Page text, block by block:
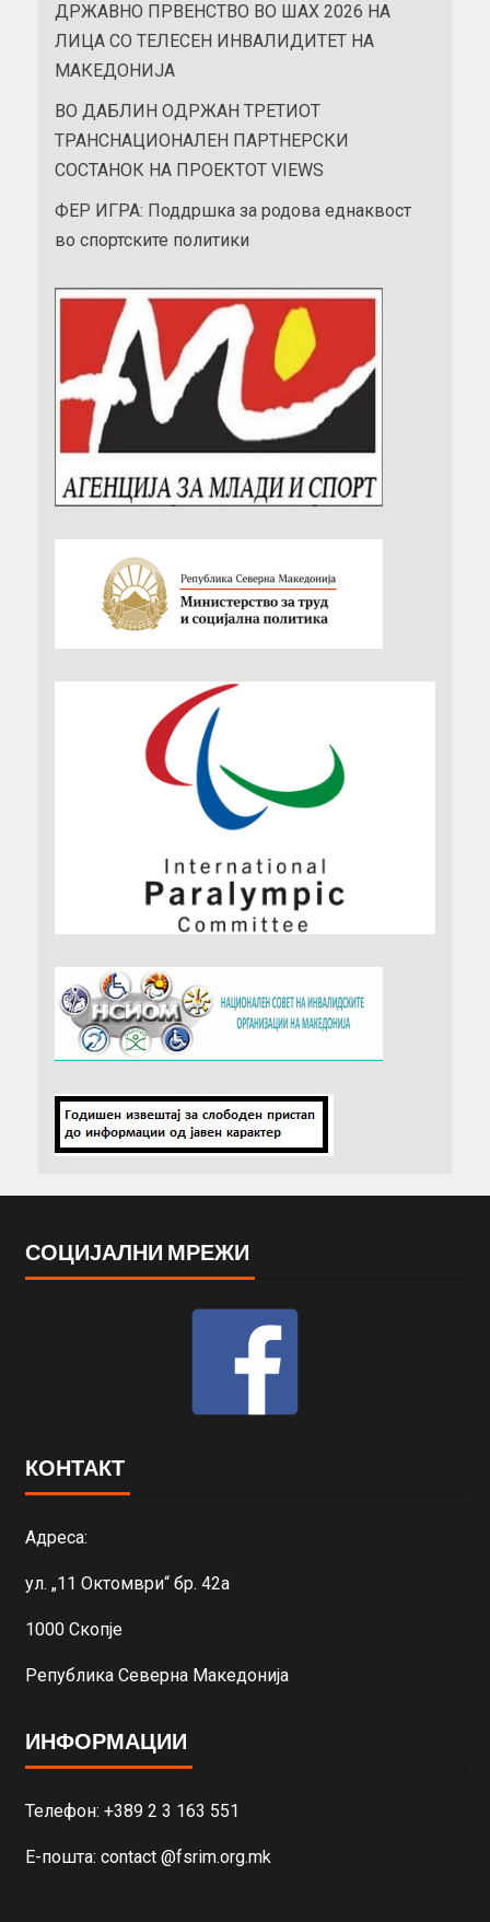
ДРЖАВНО ПРВЕНСТВО ВО ШАХ 2026 НА
ЛИЦА СО ТЕЛЕСЕН ИНВАЛИДИТЕТ НА
МАКЕДОНИЈА
ВО ДАБЛИН ОДРЖАН ТРЕТИОТ
ТРАНСНАЦИОНАЛЕН ПАРТНЕРСКИ
СОСТАНОК НА ПРОЕКТОТ VIEWS
ФЕР ИГРА: Поддршка за родова еднаквост
во спортските политики
СОЦИЈАЛНИ МРЕЖИ
КОНТАКТ
Адреса:
ул. „11 Октомври“ бр. 42а
1000 Скопје
Република Северна Македонија
ИНФОРМАЦИИ
Телефон: +389 2 3 163 551
Е-пошта: contact @fsrim.org.mk